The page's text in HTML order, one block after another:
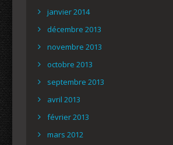
janvier 2014
décembre 2013
novembre 2013
octobre 2013
septembre 2013
avril 2013
février 2013
mars 2012